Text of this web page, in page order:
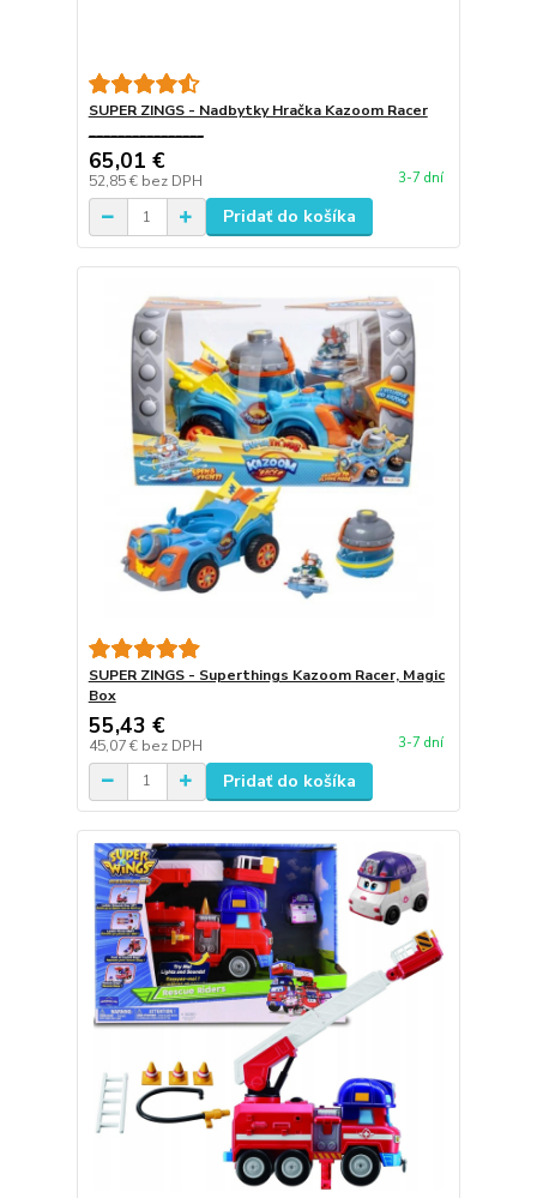
SUPER ZINGS - Nadbytky Hračka Kazoom Racer
65,01 €
52,85 € bez DPH 3-7 dní
Pridať do košíka
SUPER ZINGS - Superthings Kazoom Racer, Magic
Box
55,43 €
45,07 € bez DPH 3-7 dní
Pridať do košíka